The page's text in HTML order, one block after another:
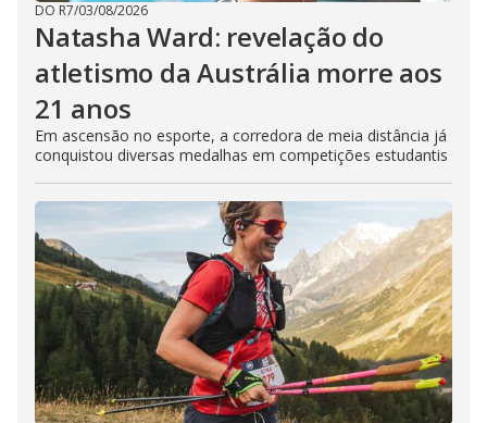
DO R7/03/08/2026
Natasha Ward: revelação do
atletismo da Austrália morre aos
21 anos
Em ascensão no esporte, a corredora de meia distância já
conquistou diversas medalhas em competições estudantis